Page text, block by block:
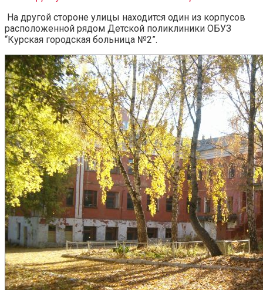
На другой стороне улицы находится один из корпусов
расположенной рядом Детской поликлиники ОБУЗ
“Курская городская больница №2”.